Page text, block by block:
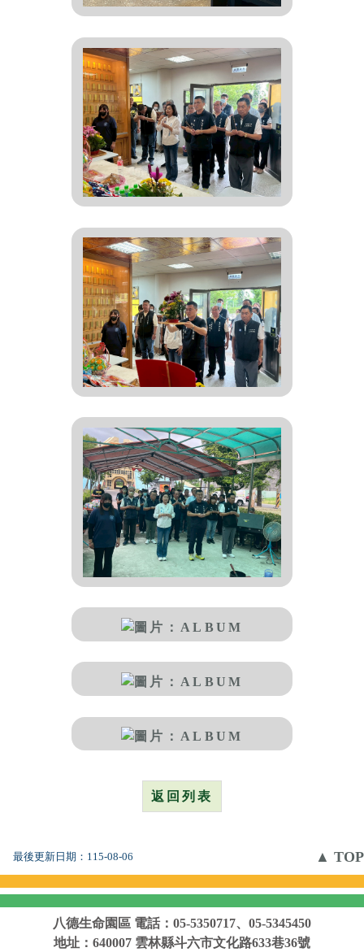
返回列表
最後更新日期： 115-08-06 ▲ TOP
八德生命園區 電話：05-5350717、05-5345450
地址：640007 雲林縣斗六市文化路633巷36號